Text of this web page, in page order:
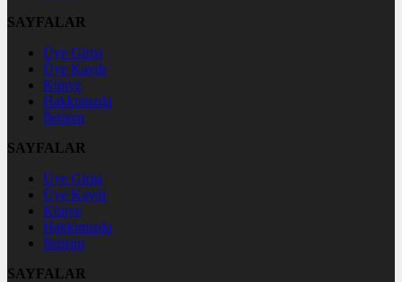
SAYFALAR
Üye Girişi
Üye Kaydı
Künye
Hakkımızda
İletişim
SAYFALAR
Üye Girişi
Üye Kaydı
Künye
Hakkımızda
İletişim
SAYFALAR